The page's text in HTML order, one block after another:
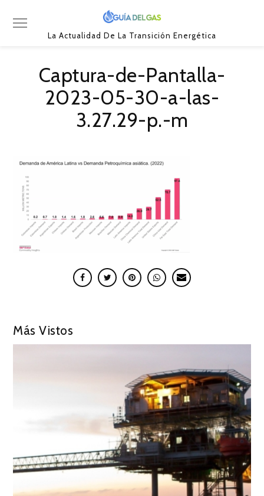
La Actualidad De La Transición Energética
Captura-de-Pantalla-
2023-05-30-a-las-
3.27.29-p.-m
Más Vistos